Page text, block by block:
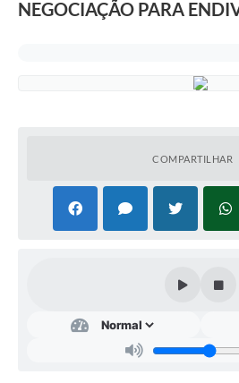
Contratos
Ouvidoria
Galeria de Vídeos
NEGOCIAÇÃO PARA
COMPARTILHAR